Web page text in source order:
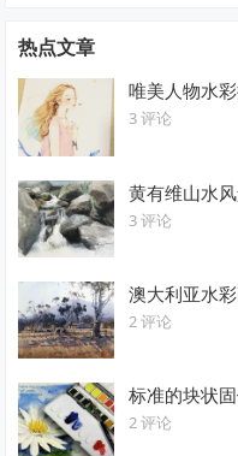
热点文章
唯美人物水
3 评论
黄有维山水
3 评论
澳大利亚水
2 评论
标准的块状
2 评论